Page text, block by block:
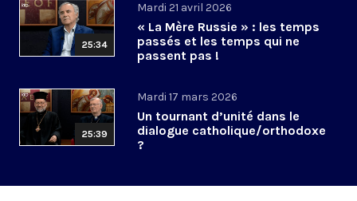
25:34
Mardi 21 avril 2026
« La Mère Russie » : les temps
passés et les temps qui ne
passent pas !
25:39
Mardi 17 mars 2026
Un tournant d’unité dans le
dialogue catholique/orthodoxe
?